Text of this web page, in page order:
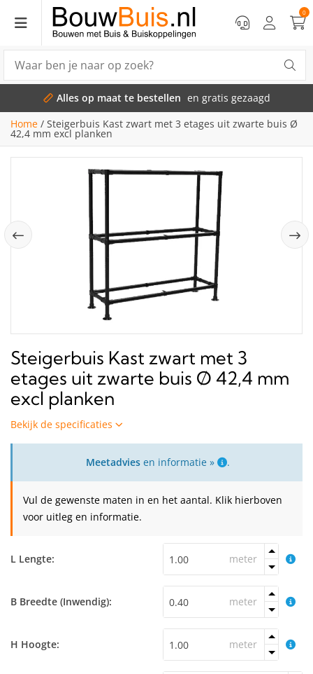
0
Alles op maat te bestellen en gratis gezaagd
Home / Steigerbuis Kast zwart met 3 etages uit zwarte buis Ø
42,4 mm excl planken
Steigerbuis Kast zwart met 3
etages uit zwarte buis Ø 42,4 mm
excl planken
Bekijk de specificaties
Meetadviesen informatie » .
Vul de gewenste maten in en het aantal. Klik hierboven
voor uitleg en informatie.
L Lengte: meter
B Breedte (Inwendig): meter
H Hoogte: meter